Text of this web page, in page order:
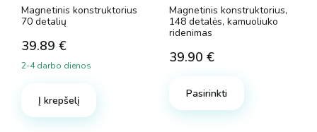
Magnetinis konstruktorius
70 detalių
39.89 €
2-4 darbo dienos
Į krepšelį
Magnetinis konstruktorius,
148 detalės, kamuoliuko
ridenimas
39.90 €
Pasirinkti